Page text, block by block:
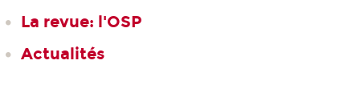
La revue: l'OSP
Actualités